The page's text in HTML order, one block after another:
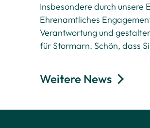
Insbesondere durch unsere
Ehrenamtliches
Verantwortung und
für Stormarn. Schön, dass
Weitere News